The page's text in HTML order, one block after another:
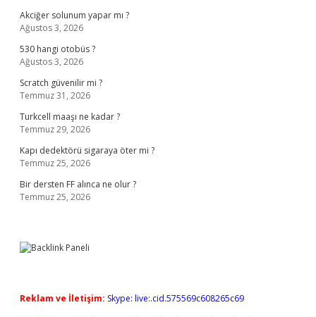
Akciğer solunum yapar mı ?
Ağustos 3, 2026
530 hangi otobüs ?
Ağustos 3, 2026
Scratch güvenilir mi ?
Temmuz 31, 2026
Turkcell maaşı ne kadar ?
Temmuz 29, 2026
Kapı dedektörü sigaraya öter mi ?
Temmuz 25, 2026
Bir dersten FF alınca ne olur ?
Temmuz 25, 2026
Reklam ve İletişim: Skype: live:.cid.575569c608265c69